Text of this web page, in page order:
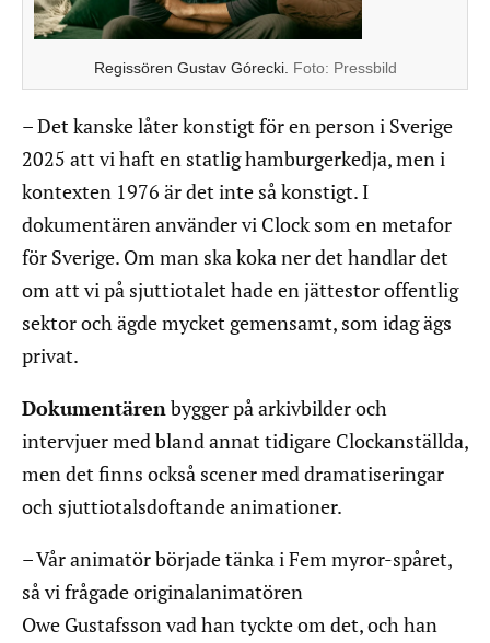
Regissören Gustav Górecki. Foto: Pressbild
– Det kanske låter konstigt för en person i Sverige
2025 att vi haft en statlig hamburgerkedja, men i
kontexten 1976 är det inte så konstigt. I
dokumentären använder vi Clock som en metafor
för Sverige. Om man ska koka ner det handlar det
om att vi på sjuttiotalet hade en jättestor offentlig
sektor och ägde mycket gemensamt, som idag ägs
privat.
Dokumentärenbygger på arkivbilder och
intervjuer med bland annat tidigare Clockanställda,
men det finns också scener med dramatiseringar
och sjuttiotalsdoftande animationer.
– Vår animatör började tänka i Fem myror-spåret,
så vi frågade originalanimatören
Owe Gustafsson vad han tyckte om det, och han